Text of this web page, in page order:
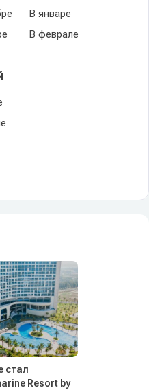
В январе
В феврале
стал
Resort by